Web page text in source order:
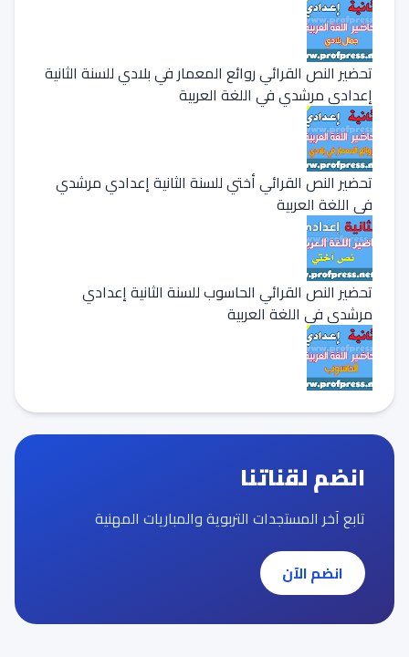
تحضير النص القرائي روائع المعمار في بلادي للسنة الثانية
إعدادي مرشدي في اللغة العربية
تحضير النص القرائي أختي للسنة الثانية إعدادي مرشدي
في اللغة العربية
تحضير النص القرائي الحاسوب للسنة الثانية إعدادي
مرشدي في اللغة العربية
انضم لقناتنا
تابع آخر المستجدات التربوية والمباريات المهنية
انضم الآن